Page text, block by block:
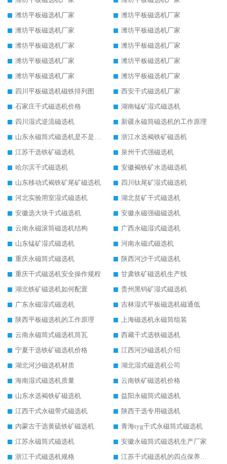
潍坊平板磁选机厂家
潍坊平板磁选机厂家
潍坊平板磁选机厂家
潍坊平板磁选机厂家
潍坊平板磁选机厂家
潍坊平板磁选机厂家
潍坊平板磁选机厂家
潍坊平板磁选机厂家
潍坊平板磁选机厂家
潍坊平板磁选机厂家
四川平板磁选机磁铁排列图
西安干式磁选机厂家
石家庄干式磁选机价格
湖南锰矿湿式磁选机
四川湿式逆流磁选机
新疆永磁筒磁选机的工作原理
山东永磁筒式磁选机是不是强磁
浙江水选褐铁矿磁选机
江苏干选铁矿磁选机
泉州干式强磁选机
哈尔滨干式磁选机
安徽褐铁矿水选磁选机
山东移动式褐铁矿尾矿磁选机
四川钛尾矿湿式磁选机
河北实验用室湿式磁选机
湖北贫矿干式磁选机
安徽选大块干式磁选机
安徽永磁强磁磁选机
云南永磁滚筒磁选机结构
广西永磁湿式磁选机
山东锰矿湿式磁选机
河南永磁式磁选机
重庆永磁筒式磁选机
陕西河沙干式磁选机
重庆干式磁选机安全操作规程
甘肃铁矿磁选机生产线
湖北铁矿磁选机如何配置
贵州黑钨矿湿式磁选机
广东永磁湿式磁选机
吉林湿式平板磁选机磁通低
陕西平板磁选机的工作原理
上海磁选机永磁筒组装
云南永磁筒式磁选机筒瓦
西藏干式选铁磁选机
宁夏干选铁矿磁选机价格
江西河沙磁选机介绍
湖北河沙磁选机材质
湖北湿式磁选机公司
海南湿式磁选机质量
云南铁矿磁选机价格
山东水选褐铁矿磁选机
益阳永磁筒式磁选机
江西干式永磁带式磁选机
陕西干选专用磁选机
内蒙古干选黄硫铁矿磁选机
青海tyg干式永磁筒式磁选机
江苏永磁筒式磁选机
安徽永磁筒式磁选机生产厂家
浙江干式磁选机规格
江苏干式磁选机的四点保养秘籍